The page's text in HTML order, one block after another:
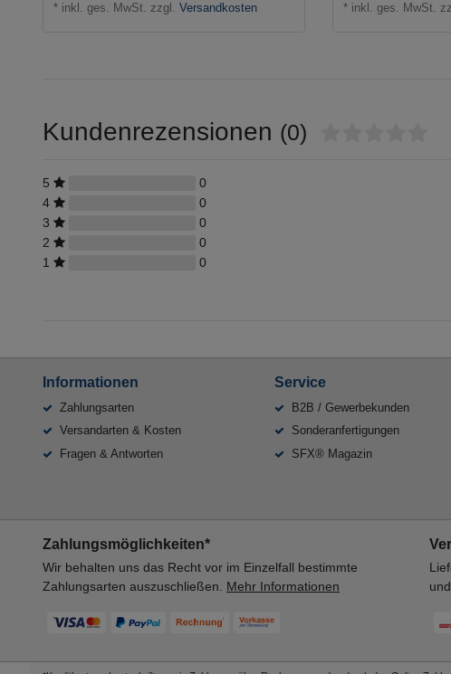
* inkl. ges. MwSt. zzgl.Versandkosten * inkl. ges. MwSt.
Kundenrezensionen (0)
5
0
4
0
3
0
2
0
1
0
Informationen
Zahlungsarten
Versandarten & Kosten
Fragen & Antworten
Service
B2B / Gewerbekunden
Sonderanfertigungen
SFX® Magazin
Zahlungsmöglichkeiten*
Wir behalten uns das Recht vor im Einzelfall bestimmte
Zahlungsarten auszuschließen. Mehr Informationen